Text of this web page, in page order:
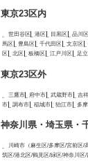
東京23区内
世田谷区 港区 目黒区 品川区
馬区
豊島区 千代田区 文京区
区
北区 板橋区 江戸川区 足
東京23区外
三鷹市 府中市 武蔵野市 吉
市
調布市 稲城市 狛江市 多
神奈川県・埼玉県・
川崎市（麻生区/多摩区/宮前区/
筑区/港北区/鶴見区/緑区/神奈川区